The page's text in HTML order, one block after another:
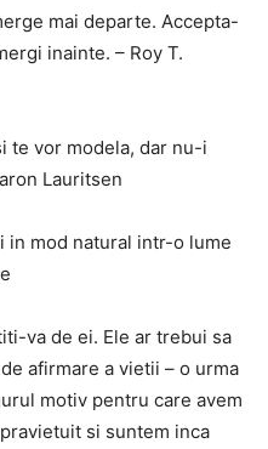
mai departe. Accepta-
inainte. – Roy T.
te vor modela, dar nu-i
Lauritsen
in mod natural intr-o lume
va de ei. Ele ar trebui sa
afirmare a vietii – o urma
motiv pentru care avem
si suntem inca